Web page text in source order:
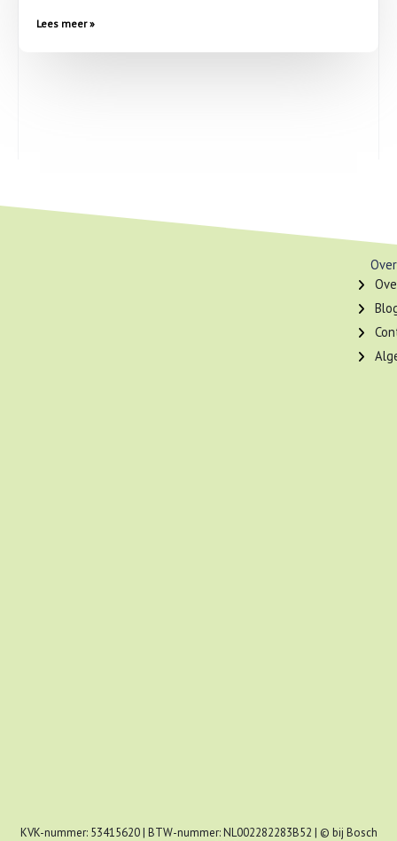
Lees meer »
KVK-nummer: 53415620 | BTW-nummer: NL002282283B52 | © bij Bosch